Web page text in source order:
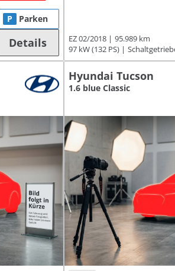
P Parken
Details EZ 02/2018
95.989 km
97 kW (132 PS)
Hyundai Tucson
1.6 blue Classic